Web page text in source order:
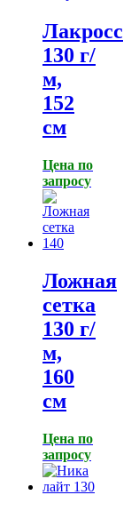
Лакросс
130 г/
м,
152
см
Цена по
запросу
Ложная
сетка
130 г/
м,
160
см
Цена по
запросу